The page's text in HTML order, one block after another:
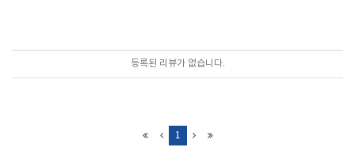
등록된 리뷰가 없습니다.
1